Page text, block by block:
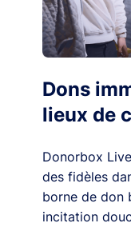
Dons
lieux de
Donorbox
des fidèles
borne de don
incitation